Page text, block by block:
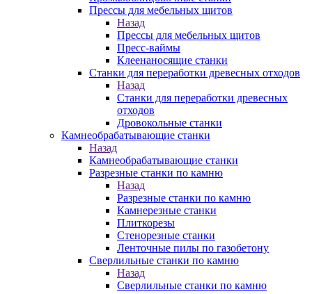
Прессы для мебельных щитов
Назад
Прессы для мебельных щитов
Пресс-ваймы
Клеенаносящие станки
Станки для переработки древесных отходов
Назад
Станки для переработки древесных
отходов
Дровокольные станки
Камнеобрабатывающие станки
Назад
Камнеобрабатывающие станки
Разрезные станки по камню
Назад
Разрезные станки по камню
Камнерезные станки
Плиткорезы
Стенорезные станки
Ленточные пилы по газобетону
Сверлильные станки по камню
Назад
Сверлильные станки по камню